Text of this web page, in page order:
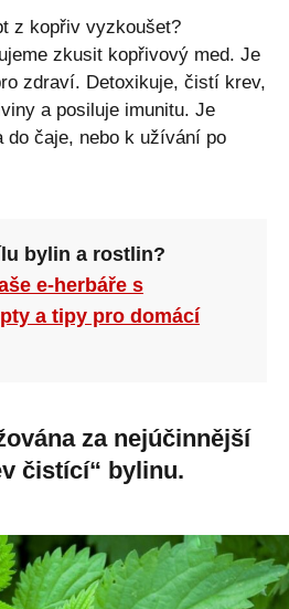
z kopřiv vyzkoušet?
zkusit kopřivový med. Je
zdraví. Detoxikuje, čistí krev,
a posiluje imunitu. Je
čaje, nebo k užívání po
bylin a rostlin?
e-herbáře s
a tipy pro domácí
za nejúčinnější
čistící“ bylinu.